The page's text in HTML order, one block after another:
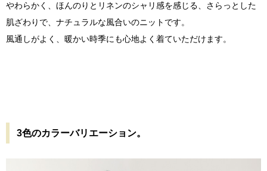
やわらかく、ほんのりとリネンのシャリ感を感じる、さらっとした
肌ざわりで、ナチュラルな風合いのニットです。
風通しがよく、暖かい時季にも心地よく着ていただけます。
3色のカラーバリエーション。